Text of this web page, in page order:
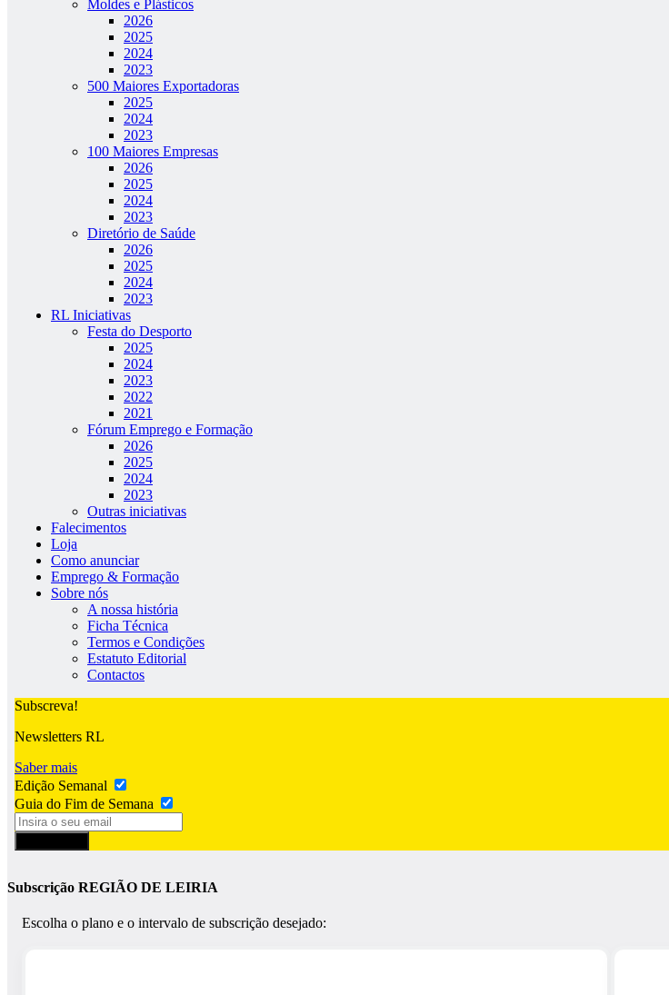
Moldes e Plásticos
2026
2025
2024
2023
500 Maiores Exportadoras
2025
2024
2023
100 Maiores Empresas
2026
2025
2024
2023
Diretório de Saúde
2026
2025
2024
2023
RL Iniciativas
Festa do Desporto
2025
2024
2023
2022
2021
Fórum Emprego e Formação
2026
2025
2024
2023
Outras iniciativas
Falecimentos
Loja
Como anunciar
Emprego & Formação
Sobre nós
A nossa história
Ficha Técnica
Termos e Condições
Estatuto Editorial
Contactos
Subscreva!
Newsletters RL
Saber mais
Edição Semanal
Guia do Fim de Semana
Subscrição REGIÃO DE LEIRIA
Escolha o plano e o intervalo de subscrição desejado: